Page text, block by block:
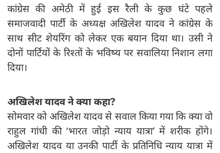
कांग्रेस की अमेठी में हुई इस रैली के कुछ घंटे पहले
समाजवादी पार्टी के अध्यक्ष अखिलेश यादव ने कांग्रेस के
साथ सीट शेयरिंग को लेकर एक बयान दिया था। उसी ने
दोनों पार्टियों के रिश्तों के भविष्य पर सवालिया निशान लगा
दिया।
अखिलेश यादव ने क्या कहा?
सोमवार को अखिलेश यादव से सवाल किया गया कि क्या वो
राहुल गांधी की ‘भारत जोड़ो न्याय यात्रा’ में शरीक होंगे।
अखिलेश यादव या उनकी पार्टी के प्रतिनिधि न्याय यात्रा में